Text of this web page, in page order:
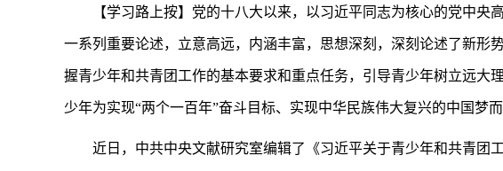
【学习路上按】党的十八大以来，以习近平同志为核心的党中
一系列重要论述，立意高远，内涵丰富，思想深刻，深刻论述了新
握青少年和共青团工作的基本要求和重点任务，引导青少年树立远大
少年为实现“两个一百年”奋斗目标、实现中华民族伟大复兴的中国梦
近日，中共中央文献研究室编辑了《习近平关于青少年和共青